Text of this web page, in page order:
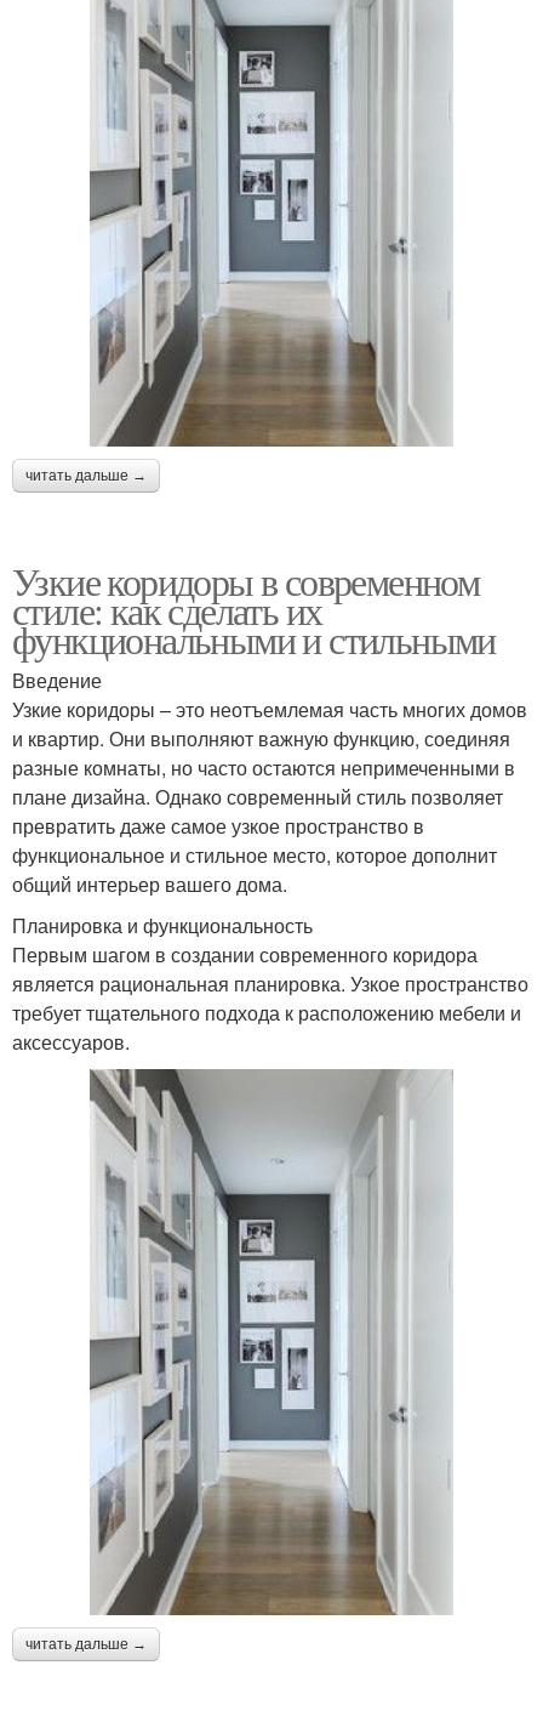
читать дальше →
Узкие коридоры в современном
стиле: как сделать их
функциональными и стильными
Введение
Узкие коридоры – это неотъемлемая часть многих домов
и квартир. Они выполняют важную функцию, соединяя
разные комнаты, но часто остаются непримеченными в
плане дизайна. Однако современный стиль позволяет
превратить даже самое узкое пространство в
функциональное и стильное место, которое дополнит
общий интерьер вашего дома.
Планировка и функциональность
Первым шагом в создании современного коридора
является рациональная планировка. Узкое пространство
требует тщательного подхода к расположению мебели и
аксессуаров.
читать дальше →